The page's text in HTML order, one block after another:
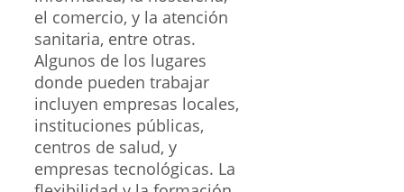
el comercio, y la atención
sanitaria, entre otras.
Algunos de los lugares
donde pueden trabajar
incluyen empresas locales,
instituciones públicas,
centros de salud, y
empresas tecnológicas. La